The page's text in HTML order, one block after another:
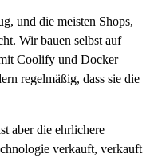
und die meisten Shops,
Wir bauen selbst auf
Coolify und Docker –
regelmäßig, dass sie die
aber die ehrlichere
verkauft, verkauft